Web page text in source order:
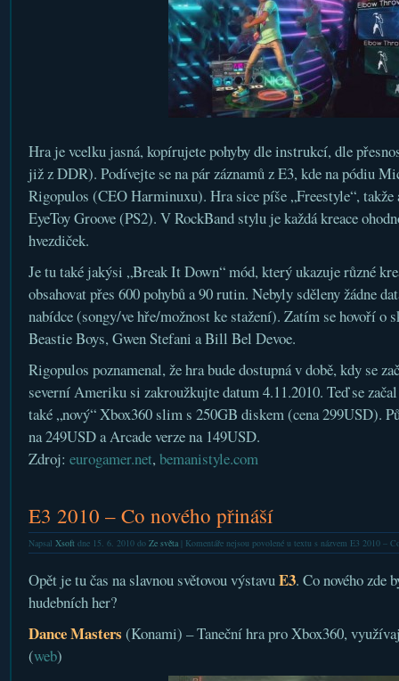
Hra je vcelku jasná, kopírujete pohyby dle instrukcí, dle
již z DDR). Podívejte se na pár záznamů z E3, kde na pódiu
Rigopulos (CEO Harminuxu). Hra sice píše „Freestyle“,
EyeToy Groove (PS2). V RockBand stylu je každá kreace
hvezdiček.
Je tu také jakýsi „Break It Down“ mód, který ukazuje různé
obsahovat přes 600 pohybů a 90 rutin. Nebyly sděleny žádne
nabídce (songy/ve hře/možnost ke stažení). Zatím se hovoří o
Beastie Boys, Gwen Stefani a Bill Bel Devoe.
Rigopulos poznamenal, že hra bude dostupná v době, kdy se
severní Ameriku si zakroužkujte datum 4.11.2010. Teď se
také „nový“ Xbox360 slim s 250GB diskem (cena 299USD).
na 249USD a Arcade verze na 149USD.
Zdroj: eurogamer.net,bemanistyle.com
E3 2010 – Co nového přináší
Napsal Xsoftdne 15. 6. 2010 do Ze světa| Komentáře nejsou povolenéu textu s názvem E3 2010 –
Opět je tu čas na slavnou světovou výstavuE3. Co nového zde
hudebních her?
Dance Masters (Konami) – Taneční hra pro Xbox360,
(web)